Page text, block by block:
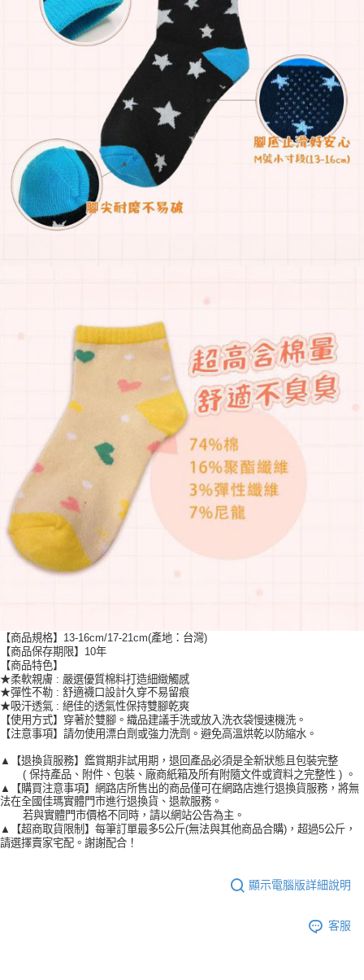
【商品規格】13-16cm/17-21cm(產地：台灣)
【商品保存期限】10年
【商品特色】
★柔軟親膚 : 嚴選優質棉料打造細緻觸感
★彈性不勒 : 舒適襪口設計久穿不易留痕
★吸汗透氣 : 絕佳的透氣性保持雙腳乾爽
【使用方式】穿著於雙腳。織品建議手洗或放入洗衣袋慢速機洗。
【注意事項】請勿使用漂白劑或強力洗劑。避免高溫烘乾以防縮水。
▲【退換貨服務】鑑賞期非試用期，退回產品必須是全新狀態且包裝完整
( 保持產品、附件、包裝、廠商紙箱及所有附隨文件或資料之完整性 ) 。
▲【購買注意事項】網路店所售出的商品僅可在網路店進行退換貨服務，將無
法在全國佳瑪實體門市進行退換貨、退款服務。
若與實體門市價格不同時，請以網站公告為主。
▲【超商取貨限制】每筆訂單最多5公斤(無法與其他商品合購)，超過5公斤，
請選擇賣家宅配。謝謝配合！
顯示電腦版詳細說明
客服